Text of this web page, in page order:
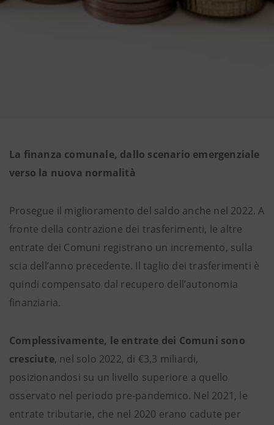
La finanza comunale, dallo scenario emergenziale
verso la nuova normalità
Prosegue il miglioramento del saldo anche nel 2022. A
fronte della contrazione dei trasferimenti, le altre
entrate dei Comuni registrano un incremento, sulla
scia dell’anno precedente. Il taglio dei trasferimenti è
quindi compensato dal recupero dell’autonomia
finanziaria.
Complessivamente, le entrate dei Comuni sono
cresciute, nel solo 2022, di €3,3 miliardi,
posizionandosi su un livello superiore a quello
osservato nel periodo pre-pandemico. Nel 2021, le
entrate tributarie, che nel 2020 erano cadute per